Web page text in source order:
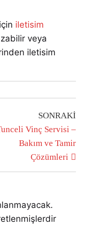
iletisim
veya
iletisim
SONRAKI
Vinç Servisi –
Bakım ve Tamir
Çözümleri